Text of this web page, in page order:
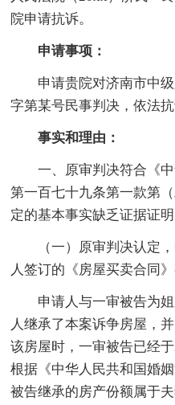
院申请抗诉。
申请事项：
申请贵院对济南市中级
字第某号民事判决，依法抗
事实和理由：
一、原审判决符合《中
第一百七十九条第一款第
定的基本事实缺乏证据证
（一）原审判决认定，
人签订的《房屋买卖合同
申请人与一审被告为姐
人继承了本案诉争房屋，
该房屋时，一审被告已经
根据《中华人民共和国婚
被告继承的房产份额属于